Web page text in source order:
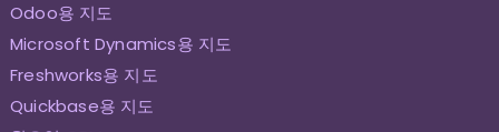
Odoo용 지도
Microsoft Dynamics용 지도
Freshworks용 지도
Quickbase용 지도